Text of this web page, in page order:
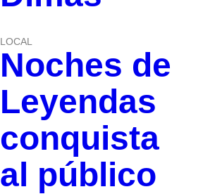
LOCAL
Noches de
Leyendas
conquista
al público